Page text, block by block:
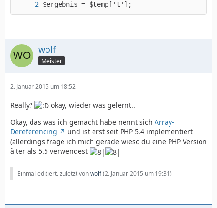
$ergebnis = $temp['t'];
wolf
Meister
2. Januar 2015 um 18:52
Really?
okay, wieder was gelernt..
Okay, das was ich gemacht habe nennt sich Array-
Dereferencing
und ist erst seit PHP 5.4 implementiert
(allerdings frage ich mich gerade wieso du eine PHP Version
älter als 5.5 verwendest
Einmal editiert, zuletzt vonwolf(2. Januar 2015 um 19:31)